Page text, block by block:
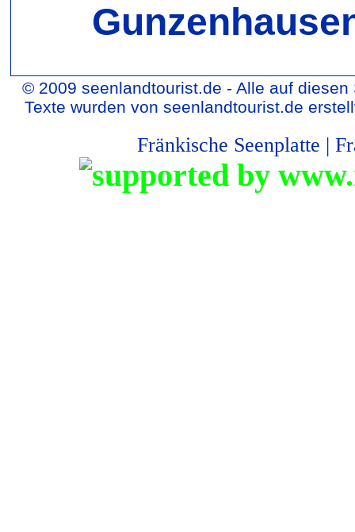
© 2009 seenlandtourist.de - Alle auf
Texte wurden von seenlandtourist.de
Fränkische Seenplatte |